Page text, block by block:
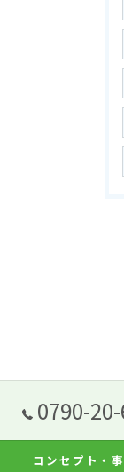
0790-
コンセプト・